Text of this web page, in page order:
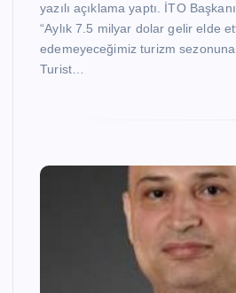
yazılı açıklama yaptı. İTO
“Aylık 7.5 milyar dolar gelir elde
edemeyeceğimiz turizm
Turist…